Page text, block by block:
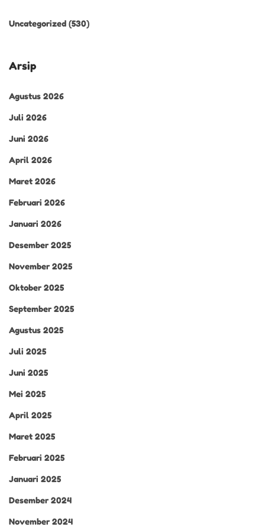
Uncategorized (530)
Arsip
Agustus 2026
Juli 2026
Juni 2026
April 2026
Maret 2026
Februari 2026
Januari 2026
Desember 2025
November 2025
Oktober 2025
September 2025
Agustus 2025
Juli 2025
Juni 2025
Mei 2025
April 2025
Maret 2025
Februari 2025
Januari 2025
Desember 2024
November 2024